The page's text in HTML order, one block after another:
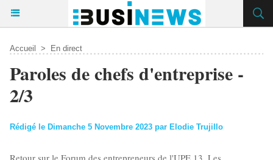
Accueil > En direct
Paroles de chefs d'entreprise -
2/3
Rédigé le Dimanche 5 Novembre 2023 par Elodie Trujillo
Retour sur le Forum des entrepreneurs de l'UPE 13. Les